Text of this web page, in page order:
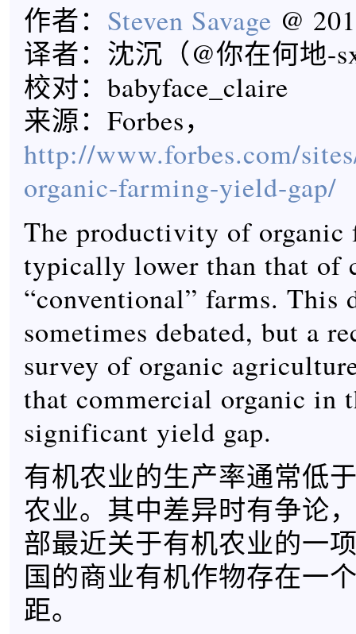
作者： Steven Savage @
译者：沈沉（@你在何地-
校对：babyface_claire
来源：Forbes，
http://www.forbes.com/
organic-farming-yield-gap/
The productivity of organic
typically lower than that of
“conventional” farms. This
sometimes debated, but a
survey of organic
that commercial organic in
significant yield gap.
有机农业的生产率通常低
农业。其中差异时有争论
部最近关于有机农业的一
国的商业有机作物存在一
距。